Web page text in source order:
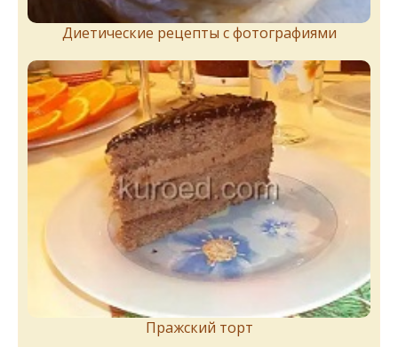
Диетические рецепты с фотографиями
Пражский торт